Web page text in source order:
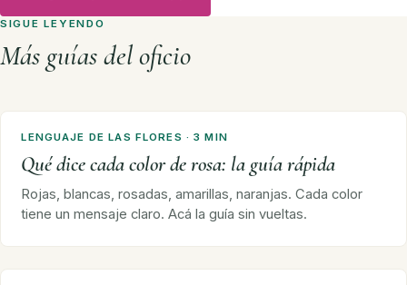
SIGUE LEYENDO
Más guías del oficio
LENGUAJE DE LAS FLORES · 3 MIN
Qué dice cada color de rosa: la guía rápida
Rojas, blancas, rosadas, amarillas, naranjas. Cada color
tiene un mensaje claro. Acá la guía sin vueltas.